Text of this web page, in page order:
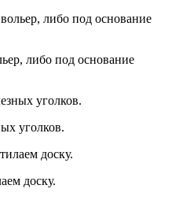
либо под основание
либо под основание
уголков.
уголков.
доску.
доску.